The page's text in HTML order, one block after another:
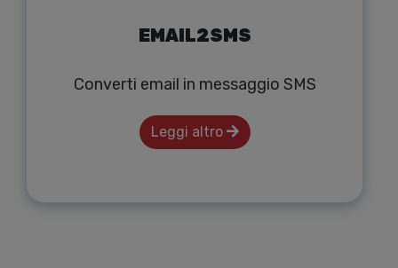
EMAIL2SMS
Converti email in messaggio SMS
Leggi altro